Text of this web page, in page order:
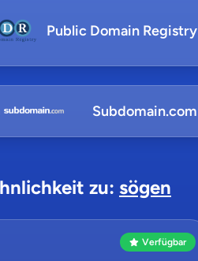
Public Domain Registry
Subdomain.com
zu: sögen
Verfügbar